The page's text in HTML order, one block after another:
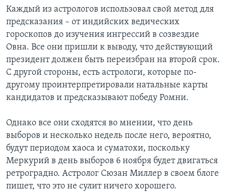
Каждый из астрологов использовал свой метод для
предсказания – от индийских ведических
гороскопов до изучения ингрессий в созвездие
Овна. Все они пришли к выводу, что действующий
президент должен быть переизбран на второй срок.
С другой стороны, есть астрологи, которые по-
другому проинтерпретировали натальные карты
кандидатов и предсказывают победу Ромни.
Однако все они сходятся во мнении, что день
выборов и несколько недель после него, вероятно,
будут периодом хаоса и суматохи, поскольку
Меркурий в день выборов 6 ноября будет двигаться
ретроградно. Астролог Сюзан Миллер в своем блоге
пишет, что это не сулит ничего хорошего.